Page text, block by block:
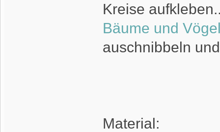
Kreise
Bäume und
auschnibbeln
Material: